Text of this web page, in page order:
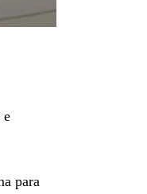
e
para